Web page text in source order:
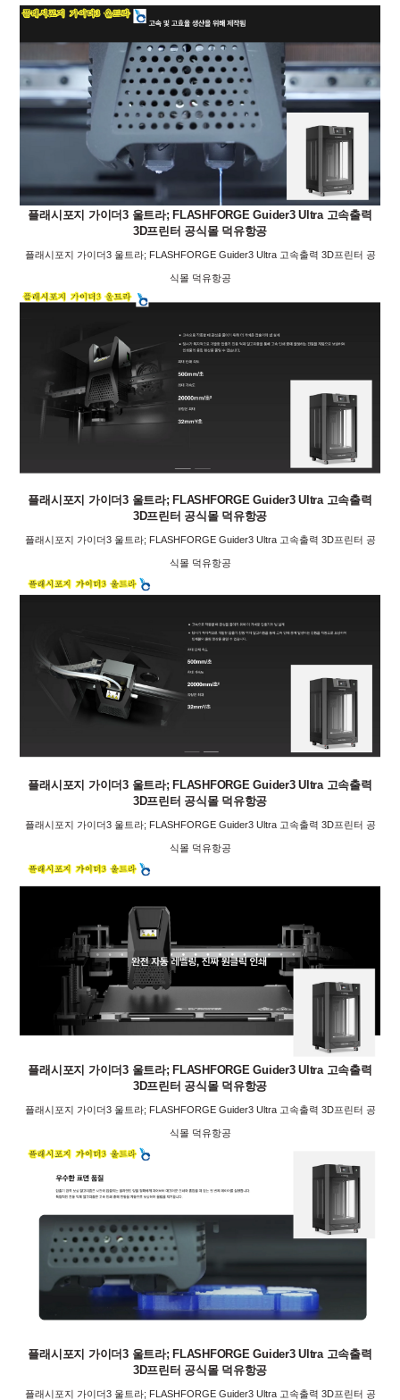
플래시포지 가이더3 울트라; FLASHFORGE Guider3 Ultra 고속출력
3D프린터 공식몰 덕유항공
플래시포지 가이더3 울트라; FLASHFORGE Guider3 Ultra 고속출력 3D프린터 공
식몰 덕유항공
플래시포지 가이더3 울트라; FLASHFORGE Guider3 Ultra 고속출력
3D프린터 공식몰 덕유항공
플래시포지 가이더3 울트라; FLASHFORGE Guider3 Ultra 고속출력 3D프린터 공
식몰 덕유항공
플래시포지 가이더3 울트라; FLASHFORGE Guider3 Ultra 고속출력
3D프린터 공식몰 덕유항공
플래시포지 가이더3 울트라; FLASHFORGE Guider3 Ultra 고속출력 3D프린터 공
식몰 덕유항공
플래시포지 가이더3 울트라; FLASHFORGE Guider3 Ultra 고속출력
3D프린터 공식몰 덕유항공
플래시포지 가이더3 울트라; FLASHFORGE Guider3 Ultra 고속출력 3D프린터 공
식몰 덕유항공
플래시포지 가이더3 울트라; FLASHFORGE Guider3 Ultra 고속출력
3D프린터 공식몰 덕유항공
플래시포지 가이더3 울트라; FLASHFORGE Guider3 Ultra 고속출력 3D프린터 공